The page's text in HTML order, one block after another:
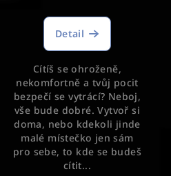
hodnocení
produktu
z
5
hvězdiček.
Detail
Cítíš se ohroženě,
nekomfortně a tvůj pocit
bezpečí se vytrácí? Neboj,
vše bude dobré. Vytvoř si
doma, nebo kdekoli jinde
malé místečko jen sám
pro sebe, to kde se budeš
cítit...